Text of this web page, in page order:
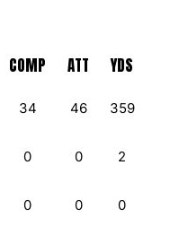
COMP ATT YDS
34 46 359
0 0 2
0 0 0